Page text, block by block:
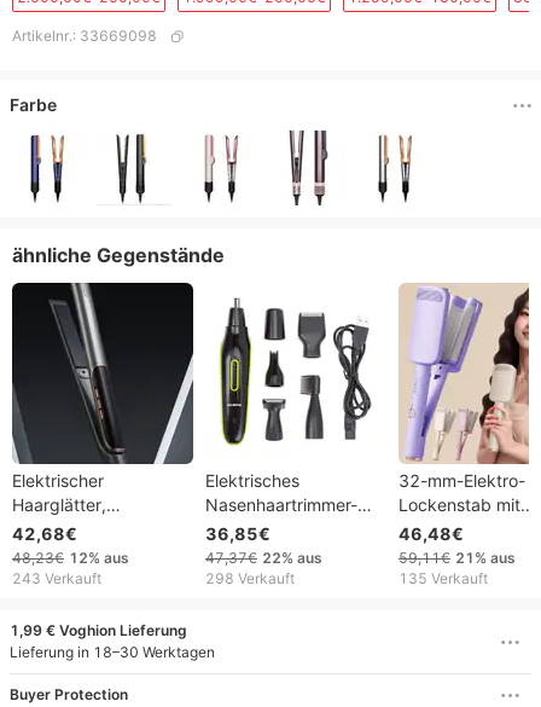
Artikelnr.: 33669098
Farbe
ähnliche Gegenstände
Elektrischer
Haarglätter,
Lockenstab,
Multifunktions-
Lockenstab,
42,68€
48,23€ 12% aus
243 Verkauft
Elektrisches
Nasenhaartrimmer-
Set, multifunktionaler
5-in-1-Trimmer für
Herren, USB-
36,85€
47,37€ 22% aus
298 Verkauft
32-mm-Elektro-
Lockenstab mit
automatischem
Lammwollaufsatz,
langlebiger
und tiefe Wellen
für Damen
46,48€
59,11€ 21% aus
135 Verkauft
1,99 € Voghion Lieferung
Lieferung in 18–30 Werktagen
Buyer Protection